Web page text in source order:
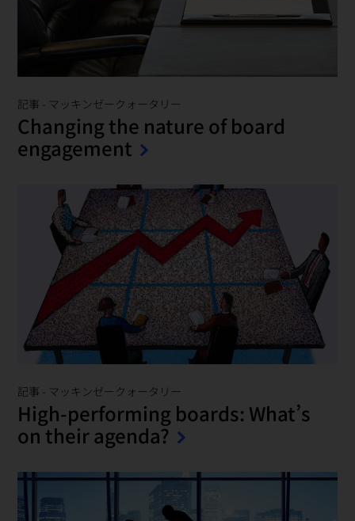
記事 マッキンゼークォータリー
Changing the nature of board
engagement
記事 マッキンゼークォータリー
High-performing boards: What’s
on their agenda?